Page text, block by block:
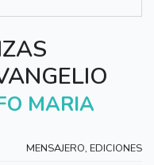
MARIA
MENSAJERO, EDICIONES